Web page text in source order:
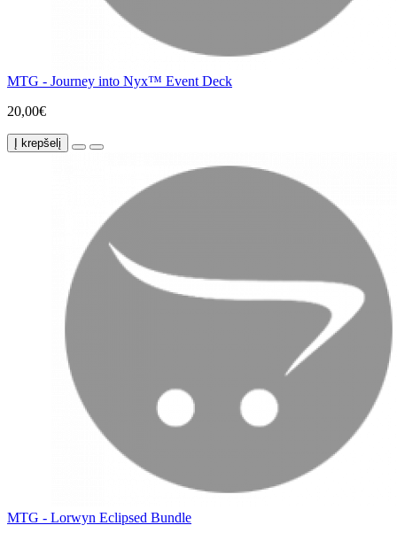
MTG - Journey into Nyx™ Event Deck
20,00€
Į krepšelį
MTG - Lorwyn Eclipsed Bundle